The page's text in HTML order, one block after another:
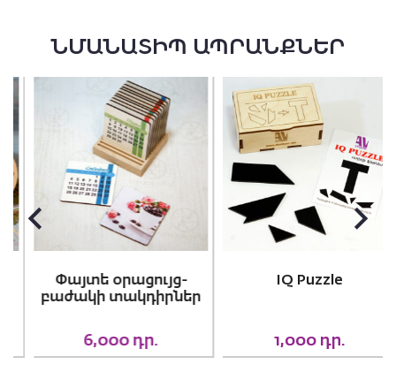
ՆՄԱՆԱՏԻՊ ԱՊՐԱՆՔՆԵՐ
Փայտե օրացույց-
բաժակի տակդիրներ
6,000դր.
IQ Puzzle
1,000դր.